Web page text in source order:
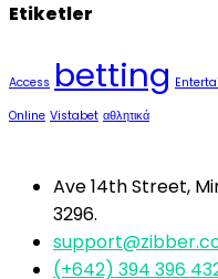
Etiketler
Access betting
Online Vistabet αθλητικά
Ave 14th Street,
3296.
(+642) 394 396